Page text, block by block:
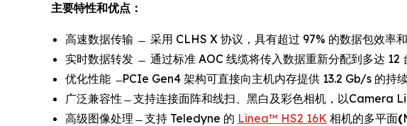
主要特性和优点：
高速数据传输 ̶ 采用 CLHS X 协议，具有超过 97% 的数据包效率
实时数据转发 ̶ 通过标准 AOC 线缆将传入数据重新分配到多达 12
优化性能 ̶ PCIe Gen4 架构可直接向主机内存提供 13.2 Gb/s 的持
广泛兼容性 ̶ 支持连接面阵和线扫、黑白及彩色相机，以Camera
高级图像处理 ̶ 支持 Teledyne 的 Linea™ HS2 16K 相机的多平面(